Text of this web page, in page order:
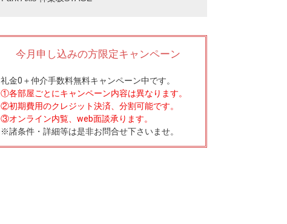
今月申し込みの方限定キャンペーン
礼金0 ＋仲介手数料無料キャンペーン中です。
①各部屋ごとにキャンペーン内容は異なります。
②初期費用のクレジット決済、分割可能です。
③オンライン内覧、web面談承ります。
※諸条件・詳細等は是非お問合せ下さいませ。